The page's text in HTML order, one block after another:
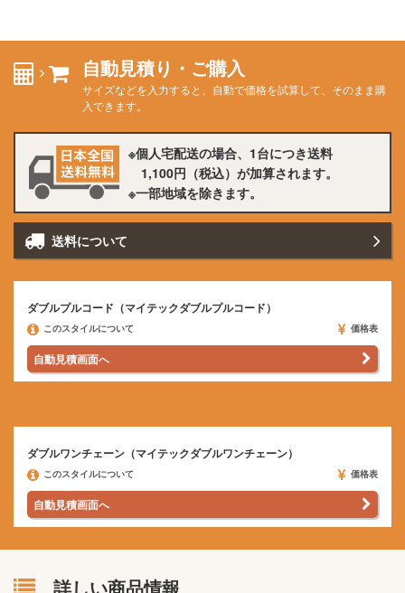
自動見積り・ご購入
サイズなどを入力すると、自動で価格を試算して、そのまま購
入できます。
個人宅配送の場合、1台につき送料
1,100円 （税込）が加算されます。
一部地域を除きます。
送料について
ダブルプルコード（マイテックダブルプルコード）
価格表
このスタイルについて
自動見積画面へ
ダブルワンチェーン（マイテックダブルワンチェーン）
価格表
このスタイルについて
自動見積画面へ
詳しい商品情報